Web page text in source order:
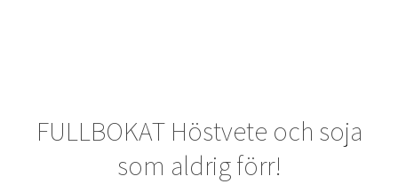
FULLBOKAT Höstvete och soja
som aldrig förr!